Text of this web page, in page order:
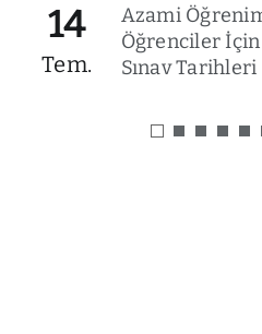
14
Tem.
Azami
Öğrenciler İçin
Sınav